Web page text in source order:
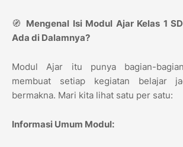
🧭 Mengenal Isi Modul Ajar Kelas 1
Ada di Dalamnya?
Modul Ajar itu punya bagian-
membuat setiap kegiatan belajar
bermakna. Mari kita lihat satu per satu:
Informasi Umum Modul: